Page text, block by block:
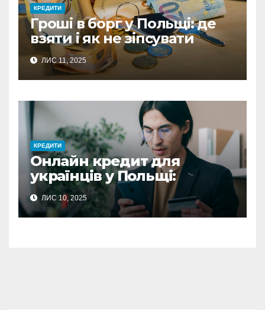
КРЕДИТИ
Гроші в борг у Польщі: де
взяти і як не зіпсувати
стосунки
ЛИС 11, 2025
КРЕДИТИ
Онлайн кредит для
українців у Польщі:
повний гайд з отримання
фінансової підтримки
ЛИС 10, 2025